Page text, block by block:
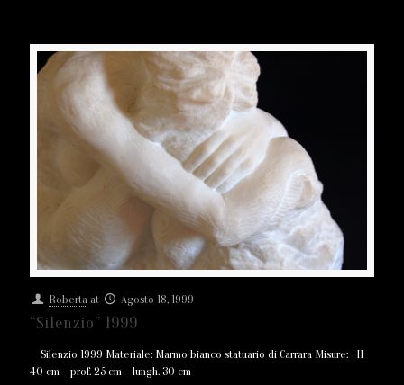
Roberta at Agosto 18, 1999
“Silenzio” 1999
Silenzio 1999 Materiale: Marmo bianco statuario di Carrara Misure: H
40 cm – prof. 25 cm – lungh. 30 cm